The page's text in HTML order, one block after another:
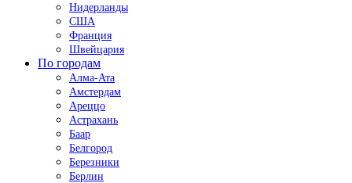
Нидерланды
США
Франция
Швейцария
По городам
Алма-Ата
Амстердам
Ареццо
Астрахань
Баар
Белгород
Березники
Берлин